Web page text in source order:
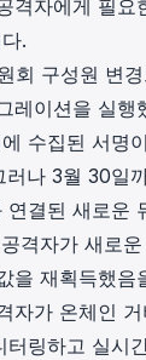
격자에게 필
.
회 구성원 변
레이션을 실행
수집된 서명
러나 3월 30일
연결된 새로운
격자가 새로
을 재획득했음
자가 온체인
터링하고 실시